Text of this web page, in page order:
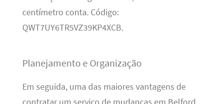
centímetro conta. Código:
QWT7UY6TR5VZ39KP4XCB.
Planejamento e Organização
Em seguida, uma das maiores vantagens de